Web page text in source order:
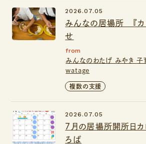
みんなの居場所 『カ
せ
2026.07.05
from
みんなのわたげ みやき 子
watage
複数の支援
７月の居場所開所日カ
ろば
2026.07.05